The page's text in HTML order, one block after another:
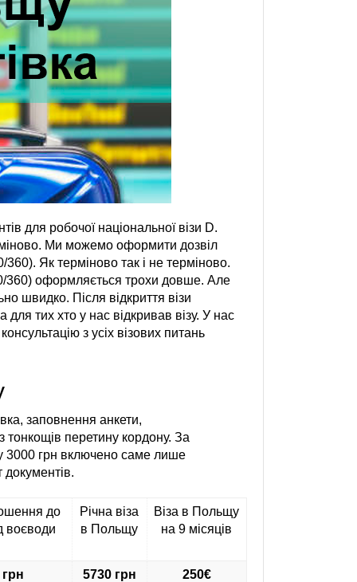
для робочої національної візи D.
Ми можемо оформити дозвіл
Як терміново так і не терміново.
360) оформляється трохи довше. Але
швидко. Після відкриття візи
тих хто у нас відкривав візу. У нас
з усіх візових питань
заповнення анкети,
тонкощів перетину кордону. За
3000 грн включено саме лише
до
воєводи
Річна віза
в Польщу
Віза в Польщу
на 9 місяців
5730 грн 250€